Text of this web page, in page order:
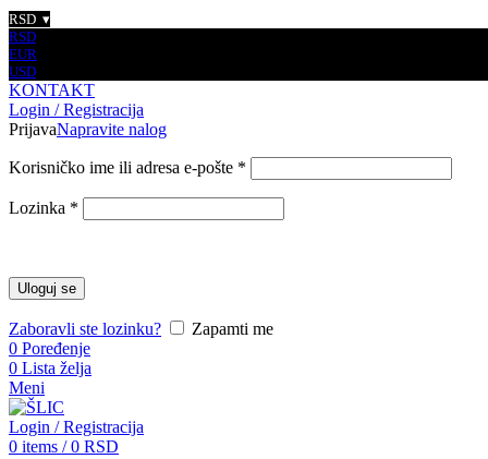
RSD
RSD
EUR
USD
KONTAKT
Login / Registracija
PrijavaNapravite nalog
Korisničko ime ili adresa e-pošte *
Lozinka *
Uloguj se
Zaboravli ste lozinku?
Zapamti me
0 Poređenje
0 Lista želja
Meni
Login / Registracija
0 items / 0 RSD